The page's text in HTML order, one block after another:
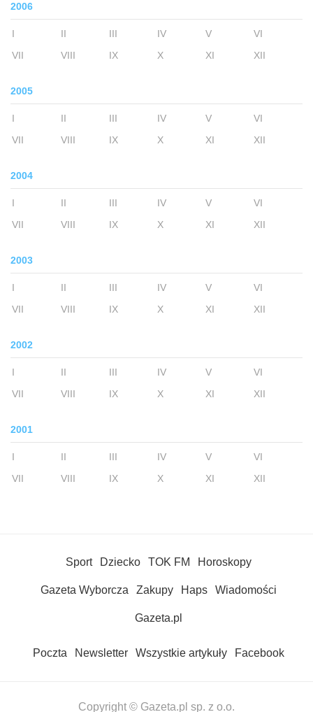
2006
I II III IV V
VI
VII
VIII IX X XI XII
2005
I II III IV V
VI
VII
VIII IX X XI XII
2004
I II III IV V
VI
VII
VIII IX X XI XII
2003
I II III IV V
VI
VII
VIII IX X XI XII
2002
I II III IV V
VI
VII
VIII IX X XI XII
2001
I II III IV V
VI
VII
VIII IX X XI XII
Sport Dziecko TOK FM Horoskopy
Gazeta Wyborcza Zakupy Haps Wiadomości
Gazeta.pl
Poczta Newsletter Wszystkie artykuły Facebook
Copyright © Gazeta.pl sp. z o.o.